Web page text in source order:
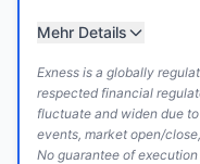
Mehr Details
Exness is a globally
respected financial
fluctuate and widen due
events, market open/
No guarantee of